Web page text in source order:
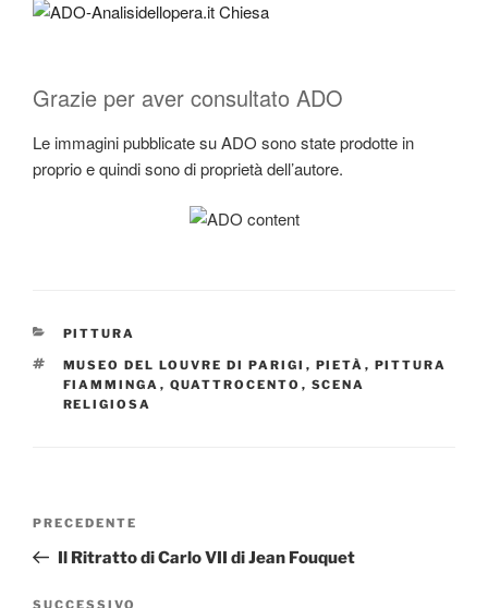
Grazie per aver consultato ADO
Le immagini pubblicate su ADO sono state prodotte in
proprio e quindi sono di proprietà dell’autore.
CATEGORIE
PITTURA
TAG
MUSEO DEL LOUVRE DI PARIGI , PIETÀ , PITTURA
FIAMMINGA , QUATTROCENTO , SCENA
RELIGIOSA
Navigazione
Articolo
precedente:
PRECEDENTE
Il Ritratto di Carlo VII di Jean Fouquet